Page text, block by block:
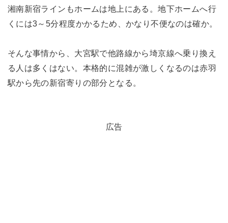
湘南新宿ラインもホームは地上にある。地下ホームへ行
くには3～5分程度かかるため、かなり不便なのは確か。
そんな事情から、大宮駅で他路線から埼京線へ乗り換え
る人は多くはない。本格的に混雑が激しくなるのは赤羽
駅から先の新宿寄りの部分となる。
広告